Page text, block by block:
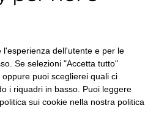
l'esperienza dell'utente e per le
Se selezioni "Accetta tutto"
puoi sceglierei quali ci
i riquadri in basso. Puoi leggere
sui cookie nella nostra politica